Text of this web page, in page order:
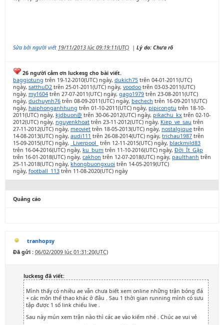
Sửa bởi người viết 19/11/2013 lúc 09:19:11(UTC) | Lý do: Chưa rõ
26 người cảm ơn luckesg cho bài viết.
baggiotung trên 19-12-2010(UTC) ngày, dukich75 trên 04-01-2011(UTC)
ngày, satthuD2 trên 25-01-2011(UTC) ngày, voodoo trên 03-03-2011(UTC)
ngày, my1604 trên 27-07-2011(UTC) ngày, gago1979 trên 23-08-2011(UTC)
ngày, duchuynh76 trên 08-09-2011(UTC) ngày, bechech trên 16-09-2011(UTC)
ngày, haiphonganhhung trên 01-10-2011(UTC) ngày, pipicongtu trên 18-10-
2011(UTC) ngày, kjdbuon@ trên 30-06-2012(UTC) ngày, pikachu_kx trên 02-10-
2012(UTC) ngày, nguyenkhoat trên 23-11-2012(UTC) ngày, Kiep_ve_sau trên
27-11-2012(UTC) ngày, meoviet trên 18-05-2013(UTC) ngày, nostalgique trên
14-08-2013(UTC) ngày, audi111 trên 26-08-2014(UTC) ngày, trichau1987 trên
15-09-2015(UTC) ngày,
_Liverpool_ trên 12-11-2015(UTC) ngày, blackmild83
trên 16-04-2016(UTC) ngày, ku_bum trên 11-10-2016(UTC) ngày, Đời_Ít_Gặp
trên 16-01-2018(UTC) ngày, cakhon trên 12-07-2018(UTC) ngày, paulthanh trên
25-11-2018(UTC) ngày, khongbuongxuoi trên 14-05-2019(UTC)
ngày, football_113 trên 11-08-2020(UTC) ngày
Quảng cáo
tranhopsy
Đã gửi : 06/02/2009 lúc 01:31:20(UTC)
luckesg đã viết:
Mình thấy có nhiều ae vẫn chưa biết xem online những trận bóng đá
+ các môn thể thao khác ở đâu . Sau 1 thời gian running mình có sưu
tập được 1 số link chiếu live .
Sau này mún xem trận nào thì các ae vào kiếm nhé . Chúc ae vui vẻ